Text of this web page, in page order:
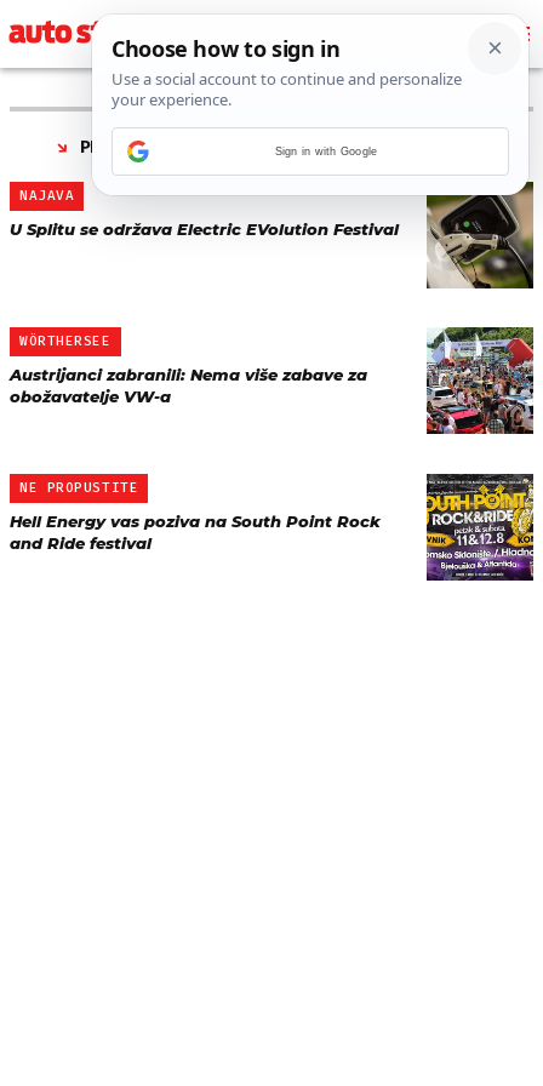
PRONAĐENO 3 REZULTATA ZA TAG “
NAJAVA
U Splitu se održava Electric EVolution Festival
WÖRTHERSEE
Austrijanci zabranili: Nema više zabave za
obožavatelje VW-a
NE PROPUSTITE
Hell Energy vas poziva na South Point Rock
and Ride festival
Sign in with Google